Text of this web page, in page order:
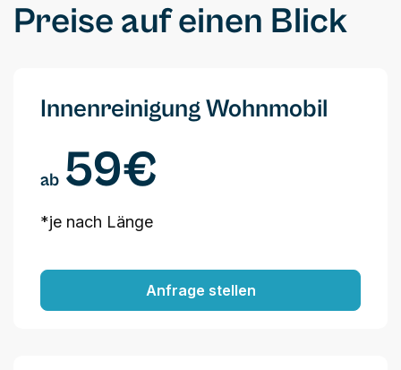
Preise auf einen Blick
Innenreinigung Wohnmobil
ab 59€
*je nach Länge
Anfrage stellen